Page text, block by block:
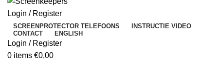
Login / Register
SCREENPROTECTOR TELEFOONS
INSTRUCTIE VIDEO
CONTACT
ENGLISH
Login / Register
0 items €0,00